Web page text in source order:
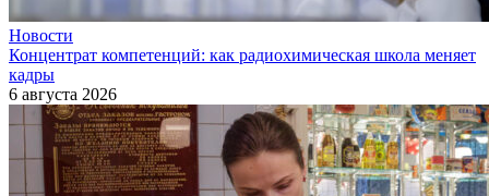
Новости
Концентрат компетенций: как радиохимическая школа меняет
кадры
6 августа 2026